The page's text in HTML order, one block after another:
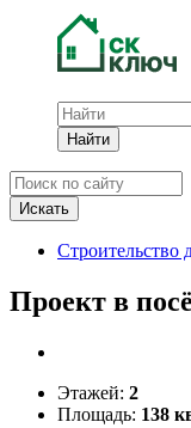
Найти
Строительство
Проект в
Этажей: 2
Площадь: 138